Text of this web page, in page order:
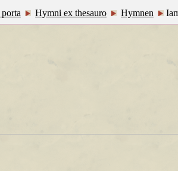
Hymni ex thesauro Hymnen